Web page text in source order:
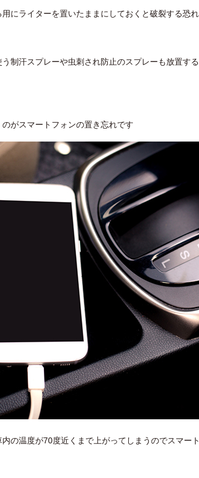
にライターを置いたままにしておくと破裂する恐
制汗スプレーや虫刺され防止のスプレーも放置す
がスマートフォンの置き忘れです
の温度が70度近くまで上がってしまうのでスマー